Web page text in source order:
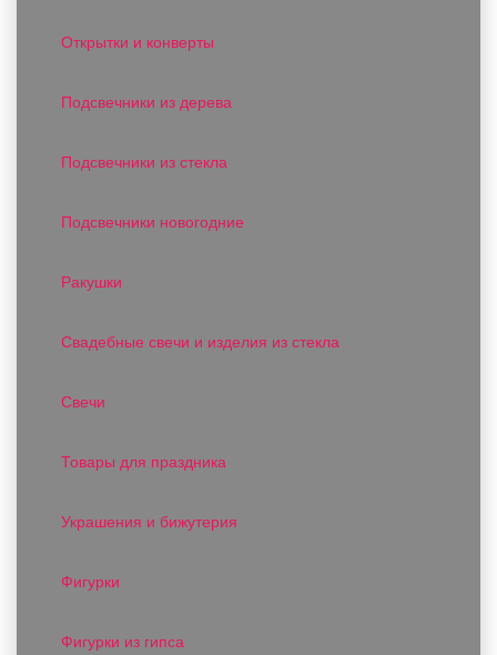
Открытки и конверты
Подсвечники из дерева
Подсвечники из стекла
Подсвечники новогодние
Ракушки
Свадебные свечи и изделия из стекла
Свечи
Товары для праздника
Украшения и бижутерия
Фигурки
Фигурки из гипса